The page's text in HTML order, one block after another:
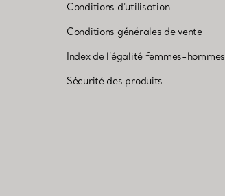
Conditions d'utilisation
Conditions générales de vente
Index de l'égalité femmes-hommes
Sécurité des produits